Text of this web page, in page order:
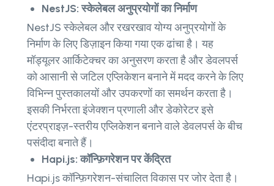
NestJS: स्केलेबल अनुप्रयोगों का निर्माण
NestJS स्केलेबल और रखरखाव योग्य अनुप्रयोगों के
निर्माण के लिए डिज़ाइन किया गया एक ढांचा है। यह
मॉड्यूलर आर्किटेक्चर का अनुसरण करता है और डेवलपर्स
को आसानी से जटिल एप्लिकेशन बनाने में मदद करने के लिए
विभिन्न पुस्तकालयों और उपकरणों का समर्थन करता है।
इसकी निर्भरता इंजेक्शन प्रणाली और डेकोरेटर इसे
एंटरप्राइज़-स्तरीय एप्लिकेशन बनाने वाले डेवलपर्स के बीच
पसंदीदा बनाते हैं।
Hapi.js: कॉन्फ़िगरेशन पर केंद्रित
Hapi.js कॉन्फ़िगरेशन-संचालित विकास पर जोर देता है।